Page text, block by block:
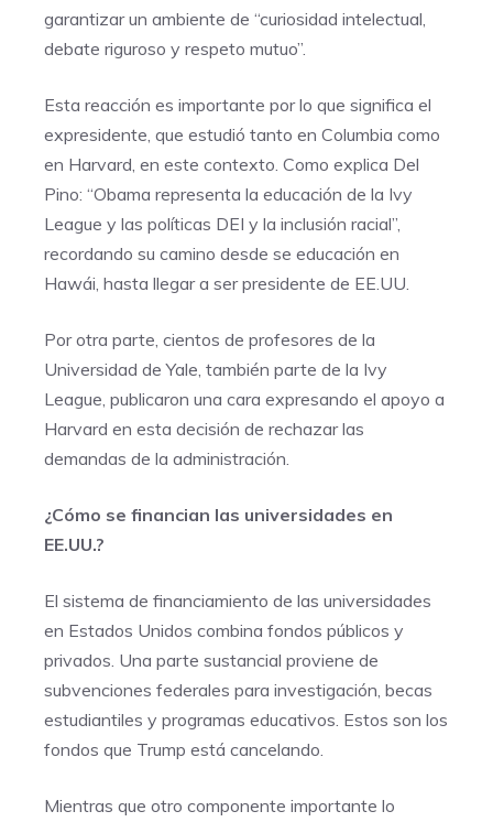
garantizar un ambiente de “curiosidad intelectual,
debate riguroso y respeto mutuo”.
Esta reacción es importante por lo que significa el
expresidente, que estudió tanto en Columbia como
en Harvard, en este contexto. Como explica Del
Pino: “Obama representa la educación de la Ivy
League y las políticas DEI y la inclusión racial”,
recordando su camino desde se educación en
Hawái, hasta llegar a ser presidente de EE.UU.
Por otra parte, cientos de profesores de la
Universidad de Yale, también parte de la Ivy
League, publicaron una cara expresando el apoyo a
Harvard en esta decisión de rechazar las
demandas de la administración.
¿Cómo se financian las universidades en
EE.UU.?
El sistema de financiamiento de las universidades
en Estados Unidos combina fondos públicos y
privados. Una parte sustancial proviene de
subvenciones federales para investigación, becas
estudiantiles y programas educativos. Estos son los
fondos que Trump está cancelando.
Mientras que otro componente importante lo